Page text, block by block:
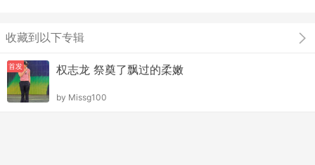
收藏到以下专辑
首发 权志龙 祭奠了飘过的柔嫩
by Missg100